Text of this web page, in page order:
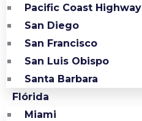
Pacific Coast Highway
San Diego
San Francisco
San Luis Obispo
Santa Barbara
Flórida
Miami